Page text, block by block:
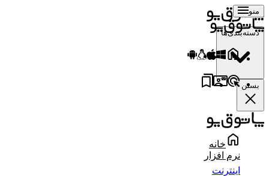
منو
دسته‌بندی‌ها
بستن
خانه
نرم افزار
اینترنت